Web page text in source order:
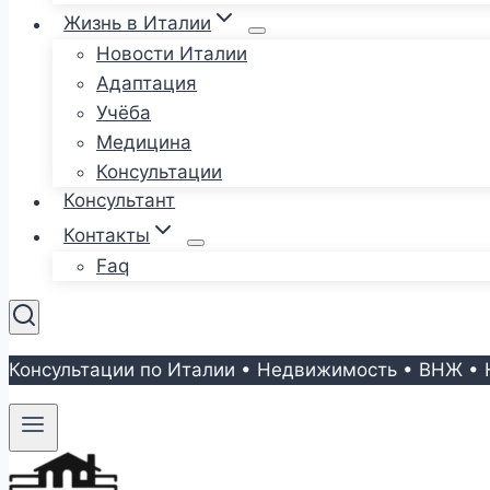
Жизнь в Италии
Новости Италии
Адаптация
Учёба
Медицина
Консультации
Консультант
Контакты
Faq
Консультации по Италии • Недвижимость • ВНЖ •